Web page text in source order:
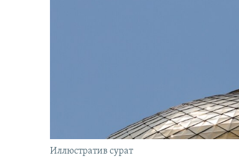
Иллюстратив сурат